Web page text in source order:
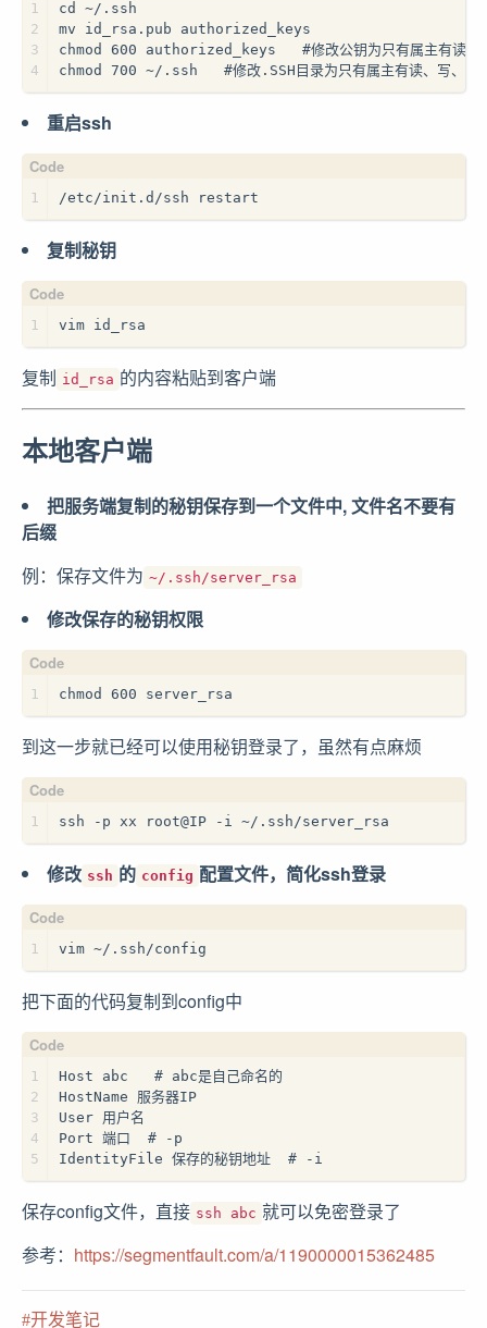
1
2
3
4
cd ~/.ssh
mv id_rsa.pub authorized_keys
chmod 600 authorized_keys   #修改公钥为只有属主有读写
chmod 700 ~/.ssh   #修改.SSH目录为只有属主有读、写、执
重启ssh
1 /etc/init.d/ssh restart
复制秘钥
1 vim id_rsa
复制 id_rsa 的内容粘贴到客户端
本地客户端
把服务端复制的秘钥保存到一个文件中, 文件名不要有
后缀
例：保存文件为 ~/.ssh/server_rsa
修改保存的秘钥权限
1 chmod 600 server_rsa
到这一步就已经可以使用秘钥登录了，虽然有点麻烦
1 ssh -p xx root@IP -i ~/.ssh/server_rsa
修改 ssh 的 config 配置文件，简化ssh登录
1 vim ~/.ssh/config
把下面的代码复制到config中
1
2
3
4
5
Host abc   # abc是自己命名的
HostName 服务器IP
User 用户名
Port 端口  # -p
IdentityFile 保存的秘钥地址  # -i
保存config文件，直接 ssh abc 就可以免密登录了
参考： https://segmentfault.com/a/1190000015362485
开发笔记